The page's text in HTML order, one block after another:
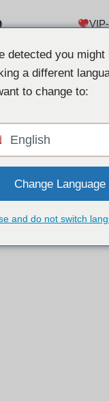
detected you might
a different
to change to:
English
Change Language
and do not switch